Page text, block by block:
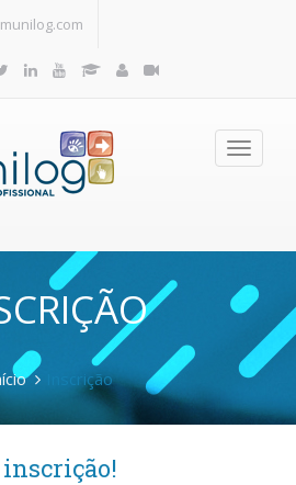
Toggle
Inscrição
inscrição!